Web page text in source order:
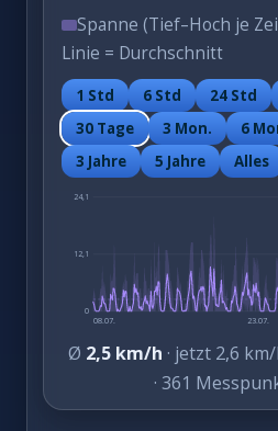
Spanne (Tief–Hoch je
Linie = Durchschnitt
1 Std 6 Std 24 Std
30 Tage
3 Mon. 6
3 Jahre
5 Jahre Alles
0
12,1
24,1
08.07. 23.07.
Ø 2,5 km/h · jetzt 2,6
· 361